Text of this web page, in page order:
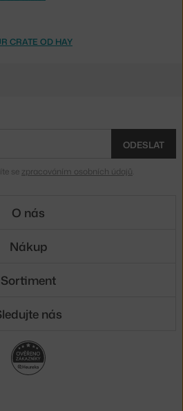
CRATE OD HAY
ODESLAT
se zpracováním osobních údajů
O nás
Nákup
Sortiment
nás